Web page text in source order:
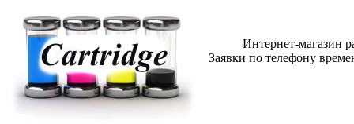
Интернет-магазин
Заявки по телефону